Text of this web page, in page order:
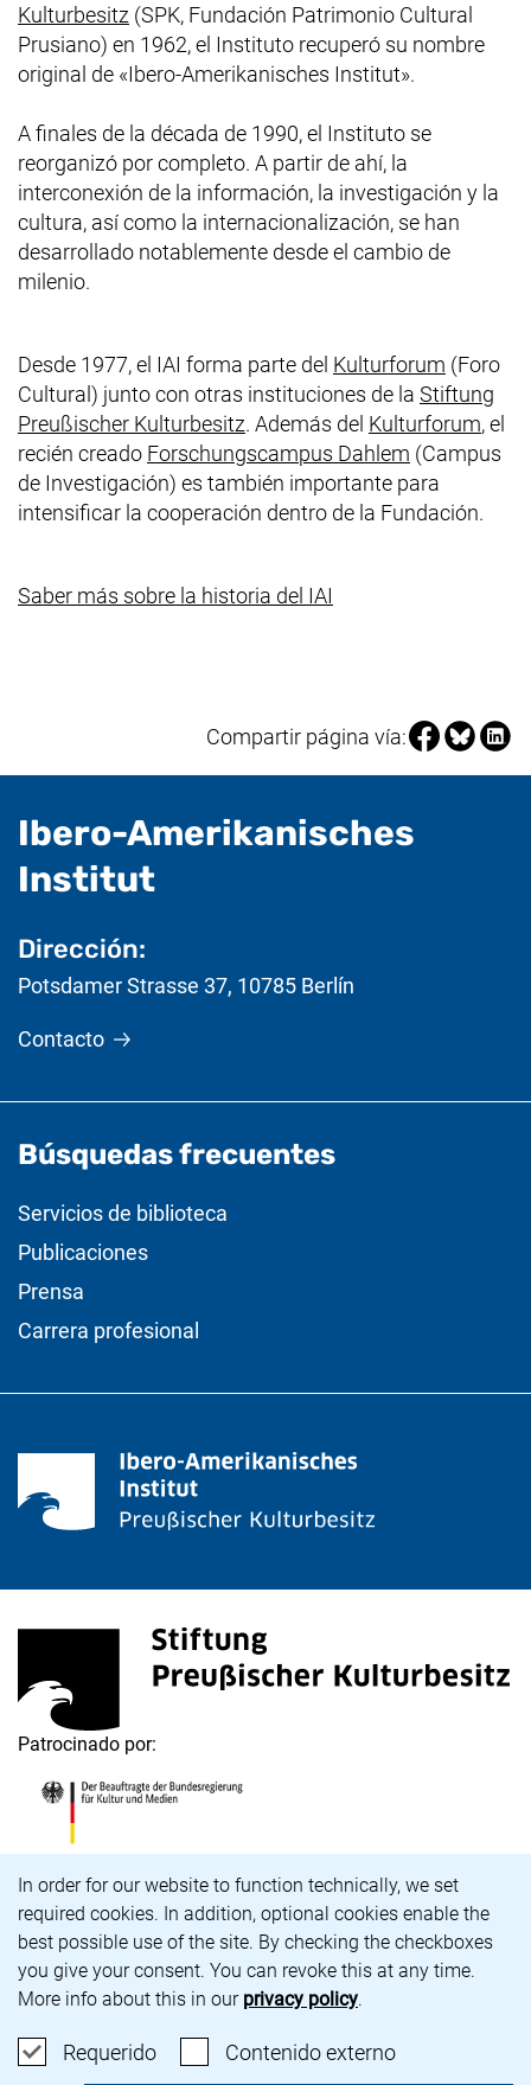
In order for our website to function technically, we set
required cookies. In addition, optional cookies enable the
best possible use of the site. By checking the checkboxes
you give your consent. You can revoke this at any time.
More info about this in our privacy policy.
RequeridoAceptar cookies requeridas
Contenido externo: Aceptar
Kulturbesitz (enlace externo, abre una nueva ventana)
(SPK, Fundación Patrimonio Cultural
Prusiano) en 1962, el Instituto recuperó su nombre
original de «Ibero-Amerikanisches Institut».
A finales de la década de 1990, el Instituto se
reorganizó por completo. A partir de ahí, la
interconexión de la información, la investigación y la
cultura, así como la internacionalización, se han
desarrollado notablemente desde el cambio de
milenio.
Desde 1977, el IAI forma parte del Kulturforum (Foro
Cultural) junto con otras instituciones de la Stiftung
Preußischer Kulturbesitz(enlace externo, abre una
. Además del Kulturforum, el
recién creado Forschungscampus Dahlem (enlace
(Campus
de Investigación) es también importante para
intensificar la cooperación dentro de la Fundación.
Saber más sobre la historia del IAI
Compartir página vía:Compartir
Ibero-Amerikanisches
Institut- Información útil
Dirección:
Potsdamer Strasse 37, 10785 Berlín
Contacto
Búsquedas frecuentes
Servicios de biblioteca
Publicaciones
Prensa
Carrera profesional
<span lang="de">Stiftung Preußischer Kulturbesitz</
(enlace externo, abre una nueva ventana)
Patrocinado por:
Carrera profesional
Accesibilidad
Aviso legal y política de privacidad
Protección de datos
Configuración de cookies
nuestra página de Bluesky (enlace externo, abre una
nuestra página de Instagram (enlace externo,
nuestra página de Facebook (enlace externo,
nuestra página de YouTube (enlace